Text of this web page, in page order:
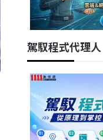
駕馭程式代理人